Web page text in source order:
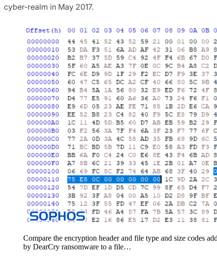
cyber-realm in May 2017.
Compare the encryption header and file type and size codes
by DearCry ransomware to a file…